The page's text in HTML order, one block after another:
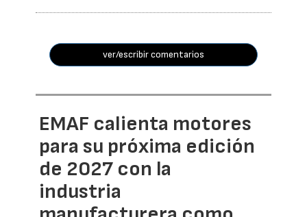
ver/escribir comentarios
EMAF calienta motores
para su próxima edición
de 2027 con la
industria